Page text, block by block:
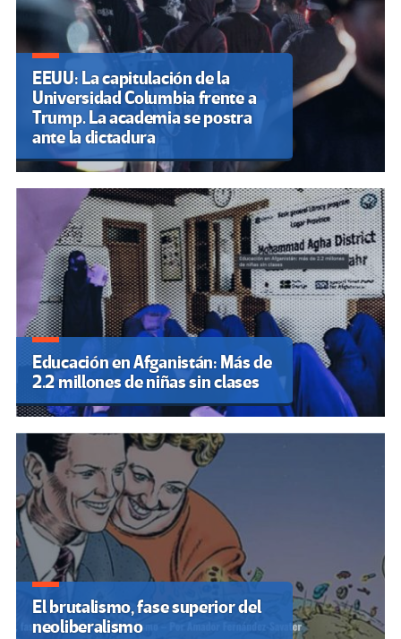
EEUU: La capitulación de la
Universidad Columbia frente a
Trump. La academia se postra
ante la dictadura
Educación en Afganistán: Más de
2.2 millones de niñas sin clases
El brutalismo, fase superior del
neoliberalismo